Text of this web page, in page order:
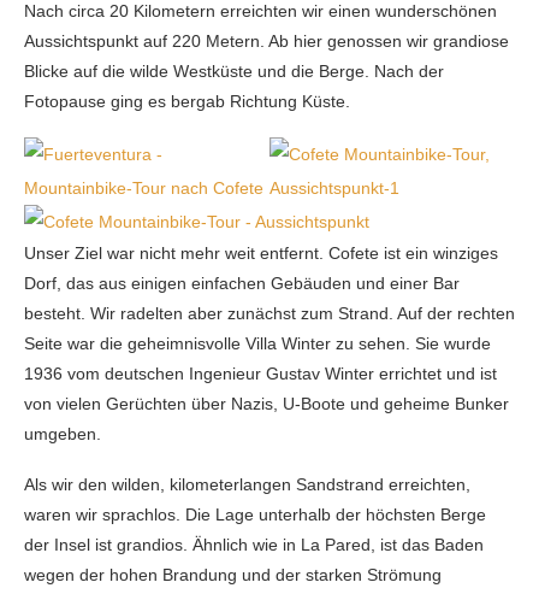
Nach circa 20 Kilometern erreichten wir einen wunderschönen
Aussichtspunkt auf 220 Metern. Ab hier genossen wir grandiose
Blicke auf die wilde Westküste und die Berge. Nach der
Fotopause ging es bergab Richtung Küste.
Unser Ziel war nicht mehr weit entfernt. Cofete ist ein winziges
Dorf, das aus einigen einfachen Gebäuden und einer Bar
besteht. Wir radelten aber zunächst zum Strand. Auf der rechten
Seite war die geheimnisvolle Villa Winter zu sehen. Sie wurde
1936 vom deutschen Ingenieur Gustav Winter errichtet und ist
von vielen Gerüchten über Nazis, U-Boote und geheime Bunker
umgeben.
Als wir den wilden, kilometerlangen Sandstrand erreichten,
waren wir sprachlos. Die Lage unterhalb der höchsten Berge
der Insel ist grandios. Ähnlich wie in La Pared, ist das Baden
wegen der hohen Brandung und der starken Strömung